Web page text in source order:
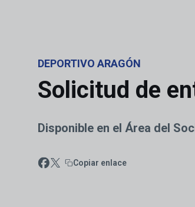
DEPORTIVO ARAGÓN
Solicitud de
Disponible en el Área del
Copiar enlace